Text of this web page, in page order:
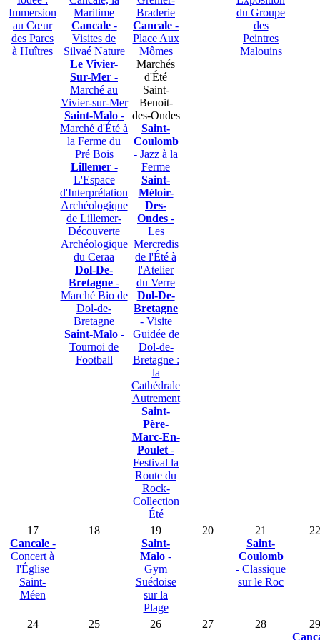
Immersion
au Cœur
des Parcs
à Huîtres
Maritime
Cancale-
Visites de
Silvaé Nature
Le Vivier-
Sur-Mer -
Marché au
Vivier-sur-Mer
Saint-Malo-
Marché d'Été à
la Ferme du
Pré Bois
Lillemer-
L'Espace
d'Interprétation
Archéologique
de Lillemer-
Découverte
Archéologique
du Ceraa
Dol-De-
Bretagne -
Marché Bio de
Dol-de-
Bretagne
Saint-Malo-
Tournoi de
Football
Braderie
Cancale -
Place Aux
Mômes
Marchés
d'Été
Saint-
Benoit-
des-Ondes
Saint-
Coulomb
- Jazz à la
Ferme
Saint-
Méloir-
Des-
Ondes -
Les
Mercredis
de l'Été à
l'Atelier
du Verre
Dol-De-
Bretagne
- Visite
Guidée de
Dol-de-
Bretagne :
la
Cathédrale
Autrement
Saint-
Père-
Marc-En-
Poulet -
Festival la
Route du
Rock-
Collection
Été
du Groupe
des
Peintres
Malouins
17
Cancale-
Concert à
l'Église
Saint-
Méen
18
19
Saint-
Malo -
Gym
Suédoise
sur la
Plage
20
21
Saint-
Coulomb
- Classique
sur le Roc
22
24 25 26 27 28
29